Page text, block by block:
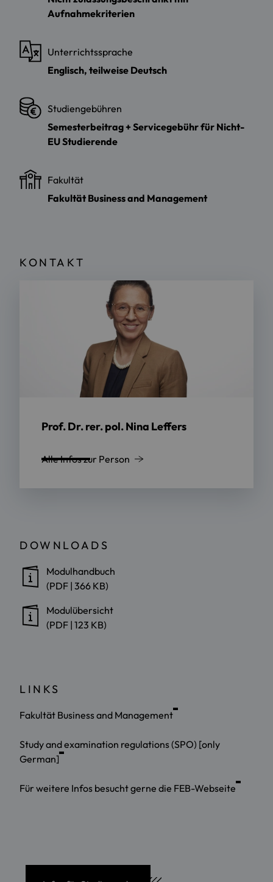
Aufnahmekriterien
Unterrichtssprache
Englisch, teilweise Deutsch
Studiengebühren
Semesterbeitrag + Servicegebühr für Nicht-
EU Studierende
Fakultät
Fakultät Business and Management
KONTAKT
Prof. Dr. rer. pol. Nina Leffers
Alle Infos zur Person
DOWNLOADS
Modulhandbuch
(PDF | 366 KB)
Modulübersicht
(PDF | 123 KB)
LINKS
Fakultät Business and Management
Study and examination regulations (SPO) [only
German]
Für weitere Infos besucht gerne die FEB-Webseite